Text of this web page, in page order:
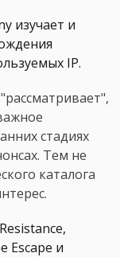
изучает и
IP.
стадиях
Тем не
каталога
Escape и